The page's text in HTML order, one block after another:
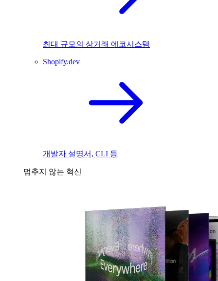
최대 규모의 상거래 에코시스템
Shopify.dev
개발자 설명서, CLI 등
멈추지 않는 혁신